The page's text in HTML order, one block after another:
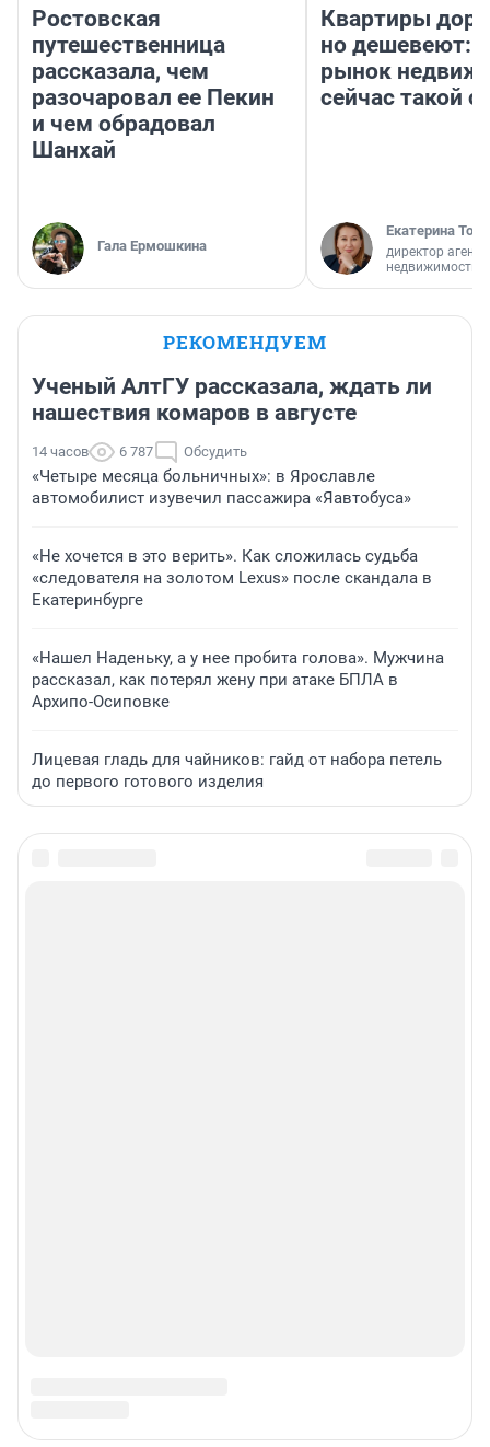
Ростовская
путешественница
рассказала, чем
разочаровал ее Пекин
и чем обрадовал
Шанхай
Гала Ермошкина
Квартиры
но дешевеют:
рынок
сейчас такой
Екатерина
директор
недвижимости
РЕКОМЕНДУЕМ
Ученый АлтГУ рассказала, ждать ли
нашествия комаров в августе
14 часов 6 787 Обсудить
«Четыре месяца больничных»: в Ярославле
автомобилист изувечил пассажира «Яавтобуса»
«Не хочется в это верить». Как сложилась судьба
«следователя на золотом Lexus» после скандала в
Екатеринбурге
«Нашел Наденьку, а у нее пробита голова». Мужчина
рассказал, как потерял жену при атаке БПЛА в
Архипо-Осиповке
Лицевая гладь для чайников: гайд от набора петель
до первого готового изделия